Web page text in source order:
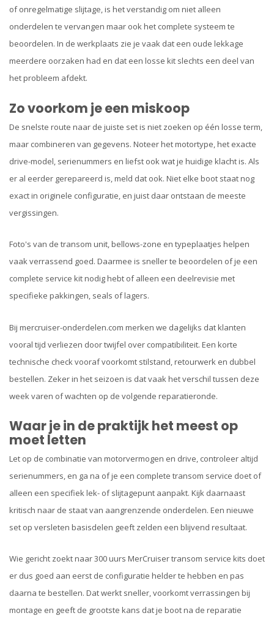
of onregelmatige slijtage, is het verstandig om niet alleen
onderdelen te vervangen maar ook het complete systeem te
beoordelen. In de werkplaats zie je vaak dat een oude lekkage
meerdere oorzaken had en dat een losse kit slechts een deel van
het probleem afdekt.
Zo voorkom je een miskoop
De snelste route naar de juiste set is niet zoeken op één losse term,
maar combineren van gegevens. Noteer het motortype, het exacte
drive-model, serienummers en liefst ook wat je huidige klacht is. Als
er al eerder gerepareerd is, meld dat ook. Niet elke boot staat nog
exact in originele configuratie, en juist daar ontstaan de meeste
vergissingen.
Foto's van de transom unit, bellows-zone en typeplaatjes helpen
vaak verrassend goed. Daarmee is sneller te beoordelen of je een
complete service kit nodig hebt of alleen een deelrevisie met
specifieke pakkingen, seals of lagers.
Bij mercruiser-onderdelen.com merken we dagelijks dat klanten
vooral tijd verliezen door twijfel over compatibiliteit. Een korte
technische check vooraf voorkomt stilstand, retourwerk en dubbel
bestellen. Zeker in het seizoen is dat vaak het verschil tussen deze
week varen of wachten op de volgende reparatieronde.
Waar je in de praktijk het meest op
moet letten
Let op de combinatie van motorvermogen en drive, controleer altijd
serienummers, en ga na of je een complete transom service doet of
alleen een specifiek lek- of slijtagepunt aanpakt. Kijk daarnaast
kritisch naar de staat van aangrenzende onderdelen. Een nieuwe
set op versleten basisdelen geeft zelden een blijvend resultaat.
Wie gericht zoekt naar 300 uurs MerCruiser transom service kits doet
er dus goed aan eerst de configuratie helder te hebben en pas
daarna te bestellen. Dat werkt sneller, voorkomt verrassingen bij
montage en geeft de grootste kans dat je boot na de reparatie